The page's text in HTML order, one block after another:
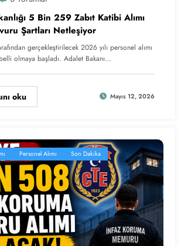
5 Bin 259 Zabıt Katibi Alımı
Şartları Netleşiyor
gerçekleştirilecek 2026 yılı personel alımı
olmaya başladı. Adalet Bakanı…
oku Mayıs 12, 2026
Personel Alımı Son Dakika